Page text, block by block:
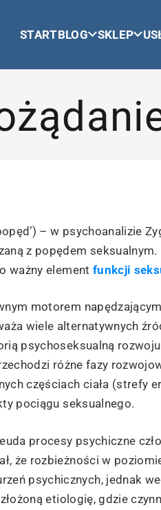
STARTBLOG SKLEP
– w psychoanalizie
z popędem
ważny element funkcji
motorem
wiele alternatywnych
psychoseksualną
różne fazy
częściach ciała (strefy
pociągu seksualnego.
procesy psychiczne
że rozbieżności w
psychicznych, jednak
etiologię, gdzie